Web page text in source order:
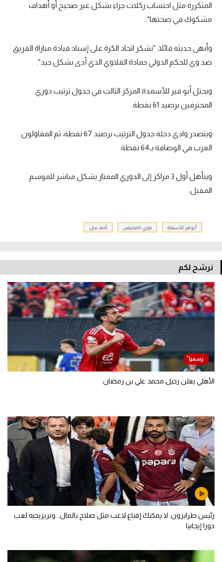
المتكررة مثل احتساب ركلات جزاء بشكل غير صحيح أو أهداف
مشكوك في صحتها".
وأنهى حديثه قائلا: "نشكر اتحاد الكرة على إسناد قيادة مباراة الفريق
ضد وي للحكم الدولي حمادة القلاوي الذي أدى بشكل جيد".
ويحتل أبو قير للأسمدة المركز الثالث في جدول ترتيب دوري
المحترفين برصيد 61 نقطة.
ويتصدر وادي دجلة جدول الترتيب برصيد 67 نقطة، ثم المقاولون
العرب في الوصافة بـ64 نقطة.
ويتأهل أول 3 مراكز إلى الدوري الممتاز بشكل مباشر للموسم
المقبل.
أبو قير للأسمدة دوري المحترفين أحمد نبيل
نرشح لكم
الأهلي يعلن رحيل محمد علي بن رمضان
رئيس طرابزون: لا يمكنك إقناع لاعب مثل صلاح بالمال.. وتريزيجيه لعب
دورا إيجابيا